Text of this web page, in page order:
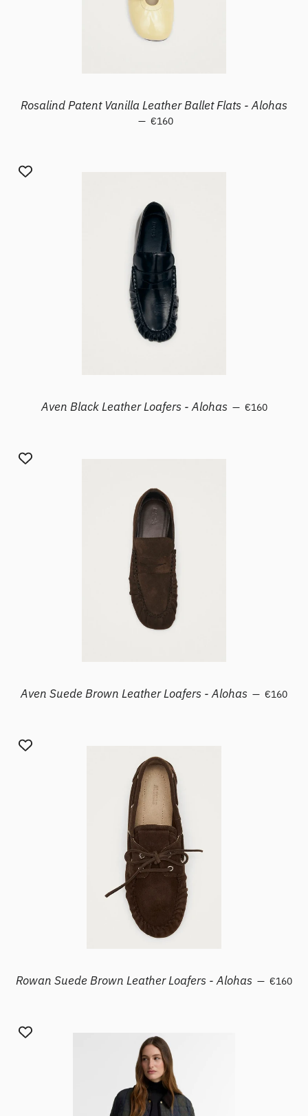
Rosalind Patent Vanilla Leather Ballet Flats - Alohas
— Prezzo di listino
€160
Aven Black Leather Loafers - Alohas — Prezzo di
€160
Aven Suede Brown Leather Loafers - Alohas — Prezzo
€160
Rowan Suede Brown Leather Loafers - Alohas — Prezzo
€160